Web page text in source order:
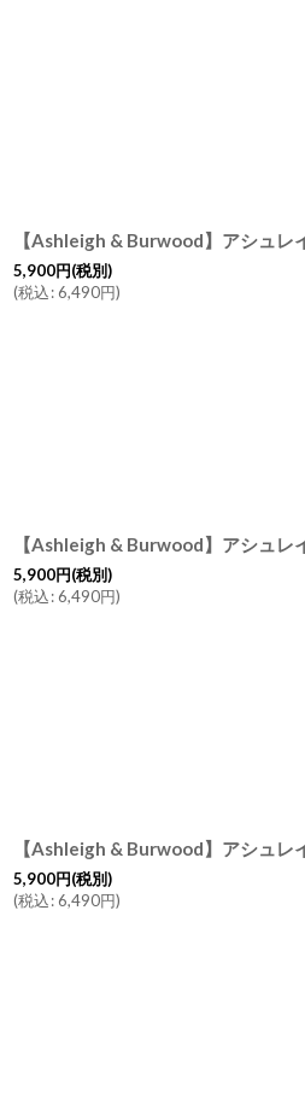
5,900円(税別)
(税込:6,490円)
5,900円(税別)
(税込:6,490円)
5,900円(税別)
(税込:6,490円)